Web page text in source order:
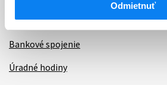
Odmietnuť
Regionálne pracoviská
Bankové spojenie
Úradné hodiny